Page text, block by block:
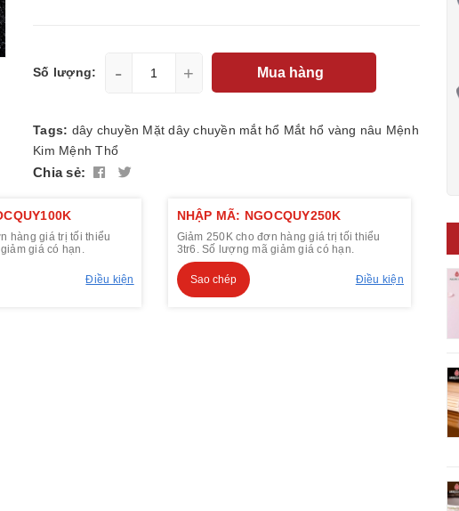
Số lượng: - + Mua hàng
Tags: dây chuyền Mặt dây chuyền mắt hổ Mắt hổ vàng nâu Mệnh
Kim Mệnh Thổ
Chia sẻ:
hàng giá trị tối thiểu
giá có hạn.
Điều kiện
NHẬP MÃ: NGOCQUY250K
Giảm 250K cho đơn hàng giá trị tối thiểu
3tr6. Số lượng mã giảm giá có hạn.
Sao chép Điều kiện